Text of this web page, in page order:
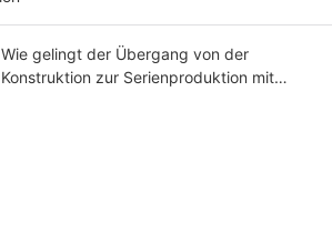
Wie gelingt der Übergang von der
Konstruktion zur Serienproduktion mit